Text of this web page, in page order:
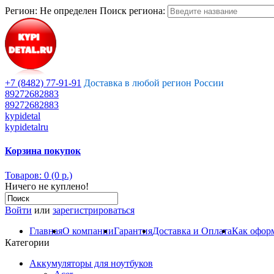
Регион: Не определен Поиск региона:
+7 (8482) 77-91-91 Доставка в любой регион России
89272682883
89272682883
kypidetal
kypidetalru
Корзина покупок
Товаров: 0 (0 р.)
Ничего не куплено!
Войти или зарегистрироваться
ГлавнаяО компанииГарантияДоставка и ОплатаКак
Категории
Аккумуляторы для ноутбуков